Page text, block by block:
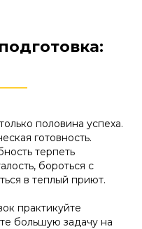
половина успеха.
готовность.
терпеть
бороться с
в теплый приют.
практикуйте
большую задачу на